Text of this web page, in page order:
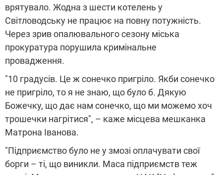
врятувало. Жодна з шести котелень у
Світловодську не працює на повну потужність.
Через зрив опалювального сезону міська
прокуратура порушила кримінальне
провадження.
"10 градусів. Це ж сонечко пригріло. Якби сонечко
не пригріло, то я не знаю, що було б. Дякую
Божечку, що дає нам сонечко, що ми можемо хоч
трошечки нагрітися", – каже місцева мешканка
Матрона Іванова.
"Підприємство було не у змозі оплачувати свої
борги – ті, що виникли. Маса підприємств теж